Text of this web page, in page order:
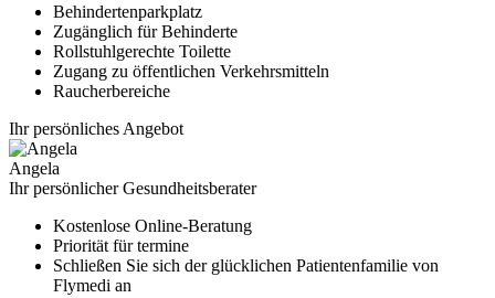
Behindertenparkplatz
Zugänglich für Behinderte
Rollstuhlgerechte Toilette
Zugang zu öffentlichen Verkehrsmitteln
Raucherbereiche
Ihr persönliches Angebot
Angela
Ihr persönlicher Gesundheitsberater
Kostenlose Online-Beratung
Priorität für termine
Schließen Sie sich der glücklichen Patientenfamilie von
Flymedi an